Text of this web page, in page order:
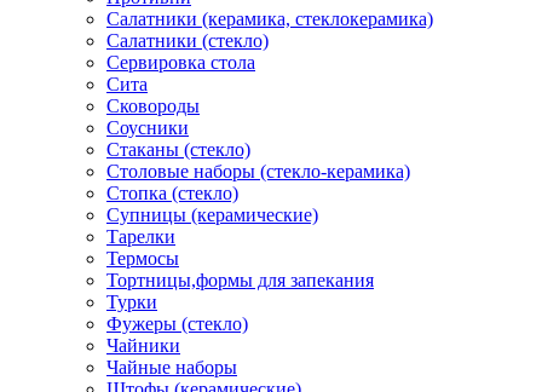
Салатники (керамика, стеклокерамика)
Салатники (стекло)
Сервировка стола
Сита
Сковороды
Соусники
Стаканы (стекло)
Столовые наборы (стекло-керамика)
Стопка (стекло)
Супницы (керамические)
Тарелки
Термосы
Тортницы,формы для запекания
Турки
Фужеры (стекло)
Чайники
Чайные наборы